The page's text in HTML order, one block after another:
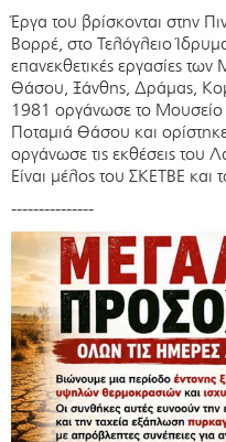
Έργα του βρίσκονται στην
Βορρέ, στο Τελόγλειο
επανεκθετικές εργασίες
Θάσου, Ξάνθης, Δράμας,
1981 οργάνωσε το
Ποταμιά Θάσου και
οργάνωσε τις εκθέσεις του
Είναι μέλος του ΣΚΕΤΒΕ και
---------------